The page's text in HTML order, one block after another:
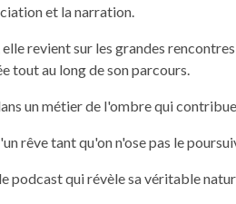
et la narration.
revient sur les grandes
tout au long de son parcours.
un métier de l'ombre qui
rêve tant qu'on n'ose pas le
podcast qui révèle sa véritable